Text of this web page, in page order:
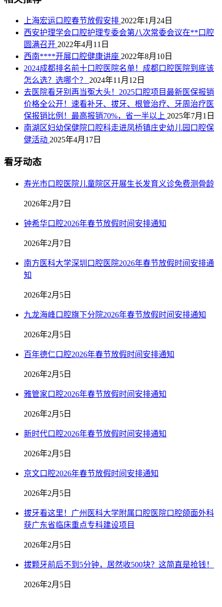
上海宏运口腔春节放假安排 2022年1月24日
西安护理学会口腔护理专委会第八次常委会议在**口腔
圆满召开 2022年4月11日
西南****开展口腔健康讲座 2022年8月10日
2024成都排名前十口腔医院名单！成都口腔医院到底该
怎么选？选哪个？ 2024年11月12日
去医院看牙别再当冤大头！2025口腔项目最新医保报销
价格全公开！速看补牙、拔牙、根管治疗、牙周治疗医
保报销比例！最高报销70%，省一半以上 2025年7月1日
南湖区妇幼保健院口腔科走进凤桥镇庄史幼儿园口腔保
健活动 2025年4月17日
看牙动态
寿光市口腔医院儿童院区开展生长发育义诊免费测骨龄
2026年2月7日
钟希华口腔2026年春节放假时间安排通知
2026年2月7日
南方医科大学深圳口腔医院2026年春节放假时间安排通
知
2026年2月5日
九龙海峰口腔旗下分院2026年春节放假时间安排通知
2026年2月5日
百年德仁口腔2026年春节放假时间安排通知
2026年2月5日
雅管家口腔2026年春节放假时间安排通知
2026年2月5日
新时代口腔2026年春节放假时间安排通知
2026年2月5日
京文口腔2026年春节放假时间安排通知
2026年2月5日
拔牙看这里！广州医科大学附属口腔医院口腔颌面外科
获广东省临床重点专科建设项目
2026年2月5日
拔颗牙前后不到5分钟，居然收500块？这简直是抢钱！
2026年2月5日